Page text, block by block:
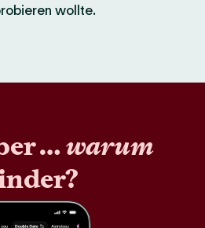
wollte.
…warum